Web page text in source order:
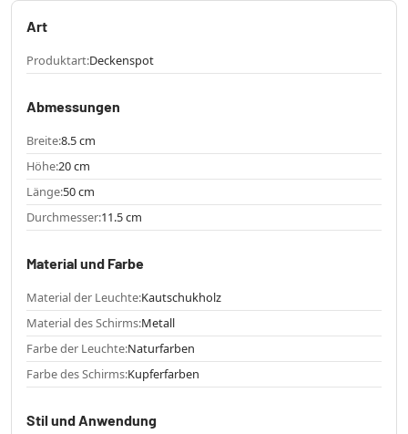
Art
Produktart:Deckenspot
Abmessungen
Breite:8.5 cm
Höhe:20 cm
Länge:50 cm
Durchmesser:11.5 cm
Material und Farbe
Material der Leuchte:Kautschukholz
Material des Schirms:Metall
Farbe der Leuchte:Naturfarben
Farbe des Schirms:Kupferfarben
Stil und Anwendung